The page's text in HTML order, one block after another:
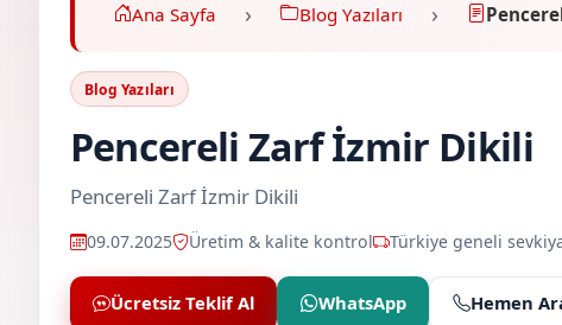
Ana Sayfa Blog Yazıları
Blog Yazıları
Pencereli Zarf İzmir Dikili
Pencereli Zarf İzmir Dikili
09.07.2025 Üretim & kalite kontrol Türkiye geneli
Ücretsiz Teklif Al WhatsApp Hemen